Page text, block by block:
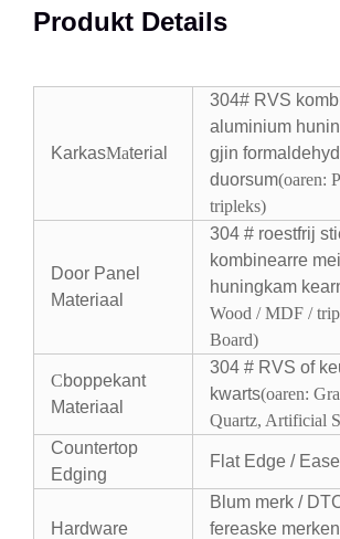
Produkt Details
KarkasMaterial
304# RVS
aluminium
gjin
duorsum(oaren:
tripleks)
Door Panel
Materiaal
304 # roestfrij
kombinearre
huningkam
Wood / MDF /
Board)
Cboppekant
Materiaal
304 # RVS of
kwarts(oaren:
Quartz, Artificial
Countertop
Edging
Flat Edge /
Hardware
Blum merk /
fereaske